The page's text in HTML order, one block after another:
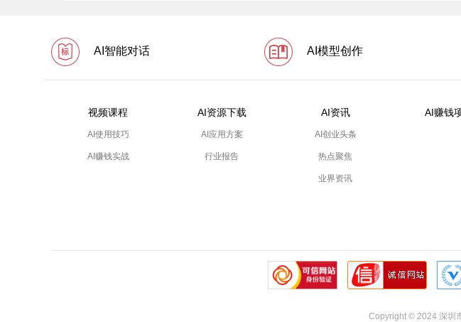
AI智能对话 AI模型创作
视频课程
AI使用技巧
AI赚钱实战
AI资源下载
AI应用方案
行业报告
AI资讯
AI创业头条
热点聚焦
业界资讯
AI赚钱
Copyright © 2024 深圳